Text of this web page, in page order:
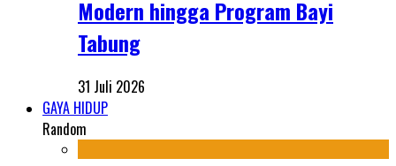
Modern hingga Program Bayi
Tabung
31 Juli 2026
GAYA HIDUP
Random